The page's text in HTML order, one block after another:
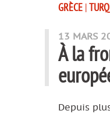
GRÈCE |
13 MARS
À la
Depuis